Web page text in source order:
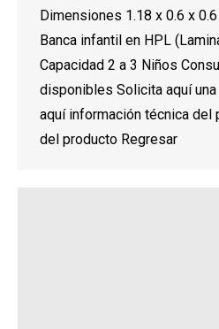
Dimensiones 1.18 x 0.6 x
Banca infantil en HPL
Capacidad 2 a 3 Niños
disponibles Solicita aquí
aquí información técnica del
del producto Regresar